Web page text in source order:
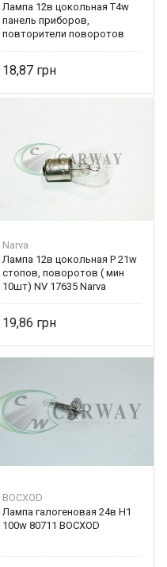
Лампа 12в цокольная T4w
панель приборов,
повторители поворотов
18,87
Narva
Лампа 12в цокольная P 21w
стопов, поворотов ( мин
10шт) NV 17635 Narva
19,86
BOCXOD
Лампа галогеновая 24в Н1
100w 80711 BOCXOD